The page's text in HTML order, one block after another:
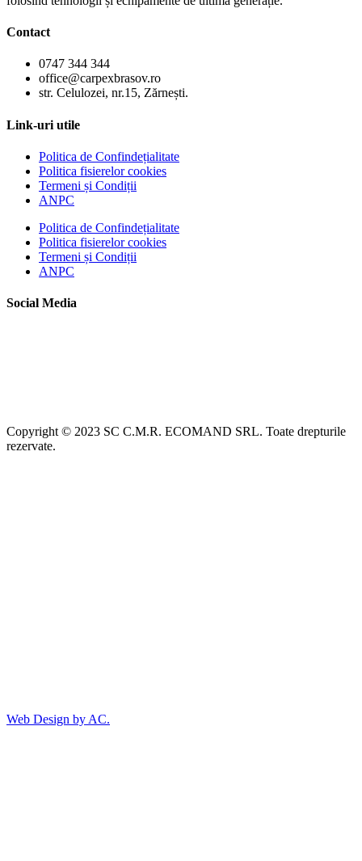
Contact
0747 344 344
office@carpexbrasov.ro
str. Celulozei, nr.15, Zărnești.
Link-uri utile
Politica de Confindețialitate
Politica fisierelor cookies
Termeni și Condiții
ANPC
Politica de Confindețialitate
Politica fisierelor cookies
Termeni și Condiții
ANPC
Social Media
Copyright © 2023 SC C.M.R. ECOMAND SRL. Toate drepturile
rezervate.
Web Design by AC.